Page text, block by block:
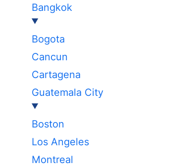
Bangkok
Bogota
Cancun
Cartagena
Guatemala City
Boston
Los Angeles
Montreal